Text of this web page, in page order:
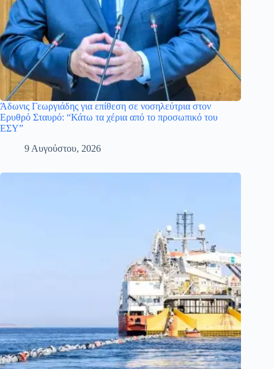
Άδωνις Γεωργιάδης για επίθεση σε νοσηλεύτρια στον
Ερυθρό Σταυρό: “Κάτω τα χέρια από το προσωπικό του
ΕΣΥ”
9 Αυγούστου, 2026